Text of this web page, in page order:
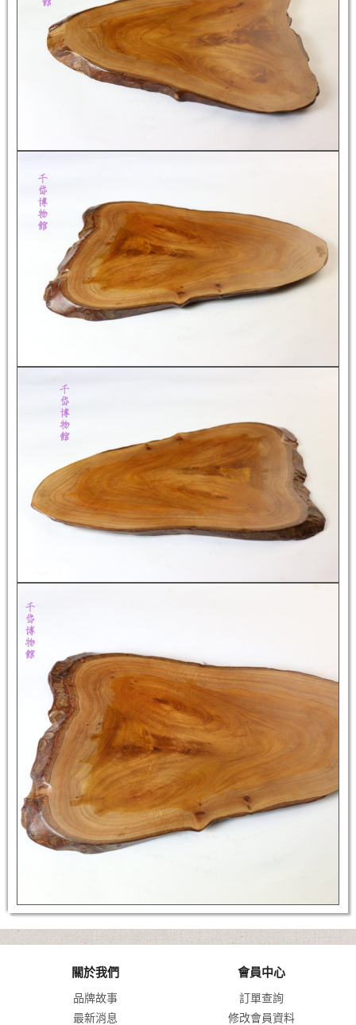
關於我們
品牌故事
最新消息
會員中心
訂單查詢
修改會員資料